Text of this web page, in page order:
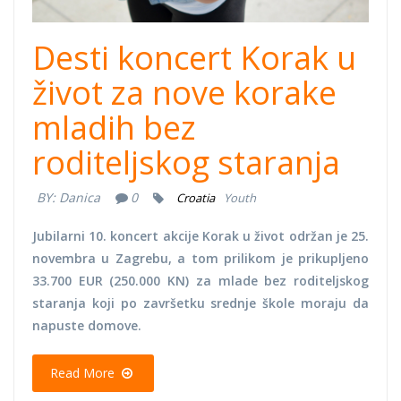
Desti koncert Korak u
život za nove korake
mladih bez
roditeljskog staranja
BY: Danica 0 Croatia Youth
Jubilarni 10. koncert akcije Korak u život održan je 25.
novembra u Zagrebu, a tom prilikom je prikupljeno
33.700 EUR (250.000 KN) za mlade bez roditeljskog
staranja koji po završetku srednje škole moraju da
napuste domove.
Read More